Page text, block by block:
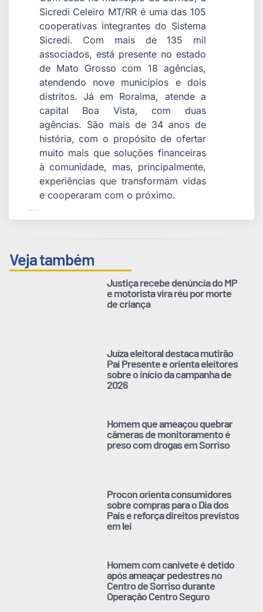
Sicredi Celeiro MT/RR é uma das 105
cooperativas integrantes do Sistema
Sicredi. Com mais de 135 mil
associados, está presente no estado
de Mato Grosso com 18 agências,
atendendo nove municípios e dois
distritos. Já em Roraima, atende a
capital Boa Vista, com duas
agências. São mais de 34 anos de
história, com o propósito de ofertar
muito mais que soluções financeiras
à comunidade, mas, principalmente,
experiências que transformam vidas
e cooperaram com o próximo.
Veja também
Justiça recebe denúncia do MP
e motorista vira réu por morte
de criança
Juíza eleitoral destaca mutirão
Pai Presente e orienta eleitores
sobre o início da campanha de
2026
Homem que ameaçou quebrar
câmeras de monitoramento é
preso com drogas em Sorriso
Procon orienta consumidores
sobre compras para o Dia dos
Pais e reforça direitos previstos
em lei
Homem com canivete é detido
após ameaçar pedestres no
Centro de Sorriso durante
Operação Centro Seguro